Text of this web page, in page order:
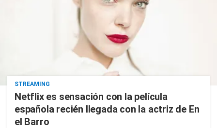
STREAMING
Netflix es sensación con la película
española recién llegada con la actriz de En
el Barro